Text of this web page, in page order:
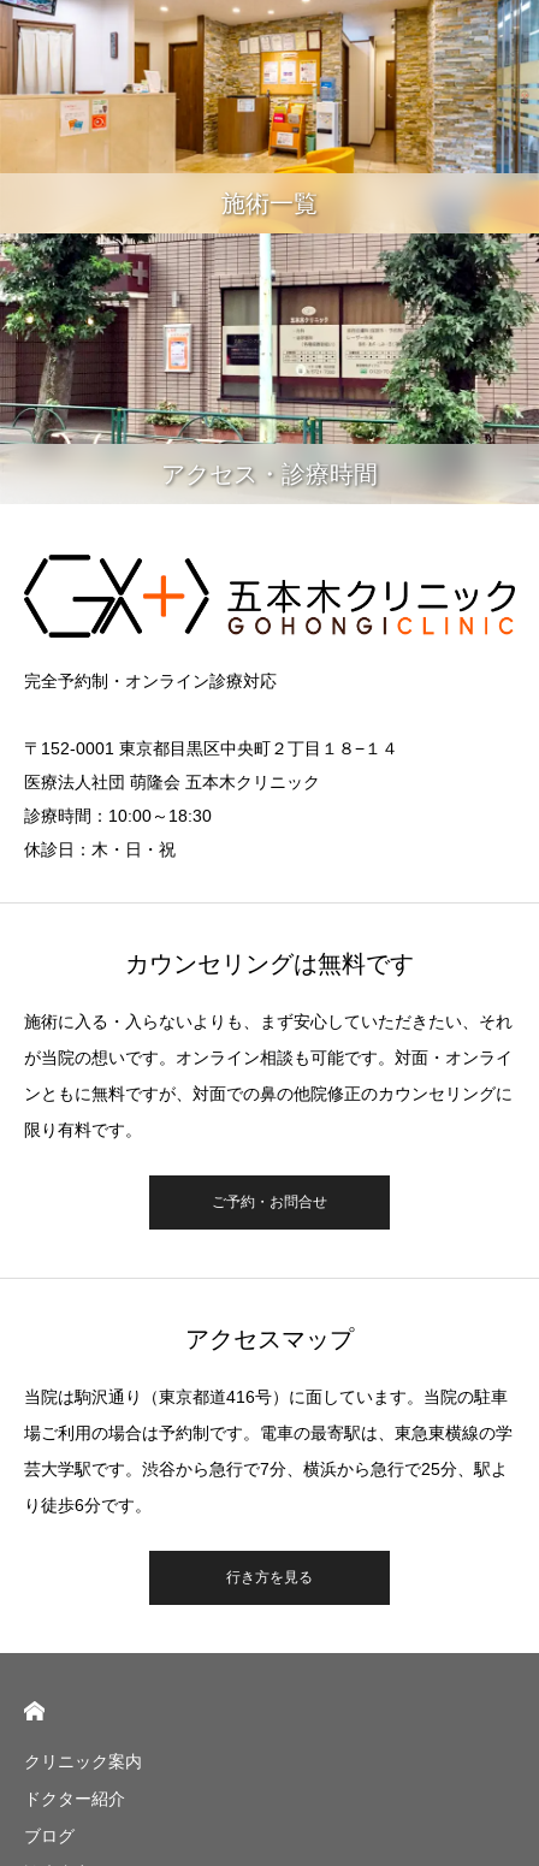
施術一覧
アクセス・診療時間
完全予約制・オンライン診療対応
〒152-0001 東京都目黒区中央町２丁目１８−１４
医療法人社団 萌隆会 五本木クリニック
診療時間：10:00～18:30
休診日：木・日・祝
カウンセリングは無料です
施術に入る・入らないよりも、まず安心していただきたい、それ
が当院の想いです。オンライン相談も可能です。対面・オンライ
ンともに無料ですが、対面での鼻の他院修正のカウンセリングに
限り有料です。
ご予約・お問合せ
アクセスマップ
当院は駒沢通り（東京都道416号）に面しています。当院の駐車
場ご利用の場合は予約制です。電車の最寄駅は、東急東横線の学
芸大学駅です。渋谷から急行で7分、横浜から急行で25分、駅よ
り徒歩6分です。
行き方を見る
クリニック案内
ドクター紹介
ブログ